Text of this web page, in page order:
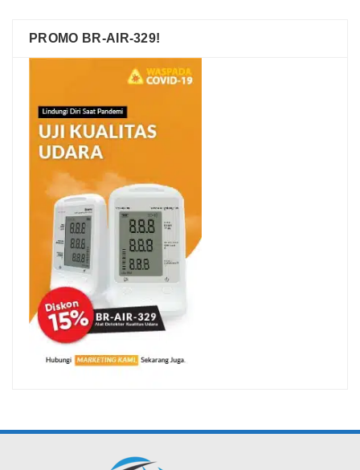
PROMO BR-AIR-329!